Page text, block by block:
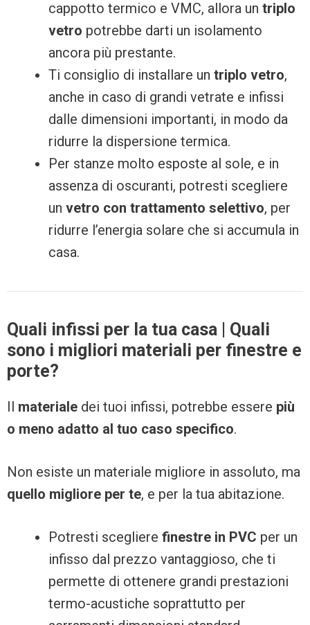
cappotto termico e VMC, allora un triplo
vetro potrebbe darti un isolamento
ancora più prestante.
Ti consiglio di installare un triplo vetro,
anche in caso di grandi vetrate e infissi
dalle dimensioni importanti, in modo da
ridurre la dispersione termica.
Per stanze molto esposte al sole, e in
assenza di oscuranti, potresti scegliere
un vetro con trattamento selettivo, per
ridurre l’energia solare che si accumula in
casa.
Quali infissi per la tua casa | Quali
sono i migliori materiali per finestre e
porte?
Il materiale dei tuoi infissi, potrebbe essere più
o meno adatto al tuo caso specifico.
Non esiste un materiale migliore in assoluto, ma
quello migliore per te, e per la tua abitazione.
Potresti scegliere finestre in PVC per un
infisso dal prezzo vantaggioso, che ti
permette di ottenere grandi prestazioni
termo-acustiche soprattutto per